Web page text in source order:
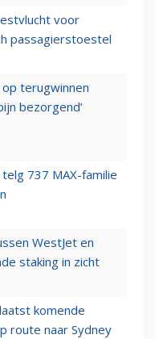
voor
passagierstoestel
terugwinnen
bezorgend’
737 MAX-familie
WestJet en
staking in zicht
komende
route naar Sydney